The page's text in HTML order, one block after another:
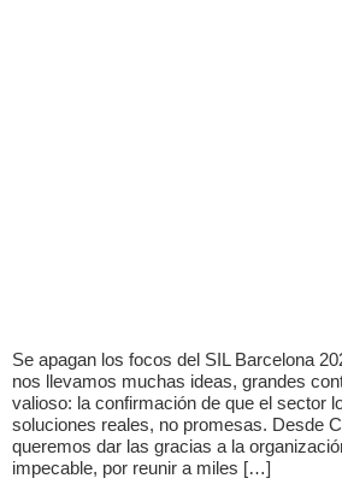
Se apagan los focos del SIL Barcelona
nos llevamos muchas ideas, grandes
valioso: la confirmación de que el sector
soluciones reales, no promesas. Desde
queremos dar las gracias a la
impecable, por reunir a miles […]